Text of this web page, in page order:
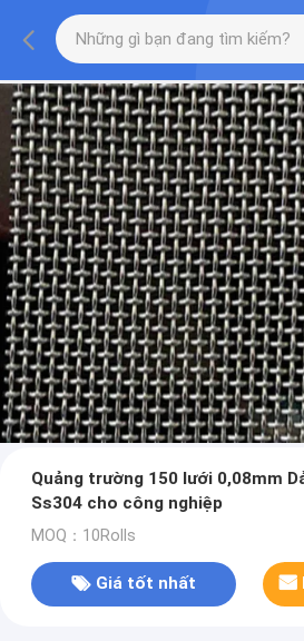
Quảng trường 150 lưới 0,08mm
Ss304 cho công nghiệp
MOQ：10Rolls
Giá tốt nhất